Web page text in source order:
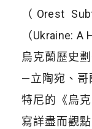
（Orest
（Ukraine:
烏克蘭歷史
—立陶宛、哥
特尼的《烏
寫詳盡而觀